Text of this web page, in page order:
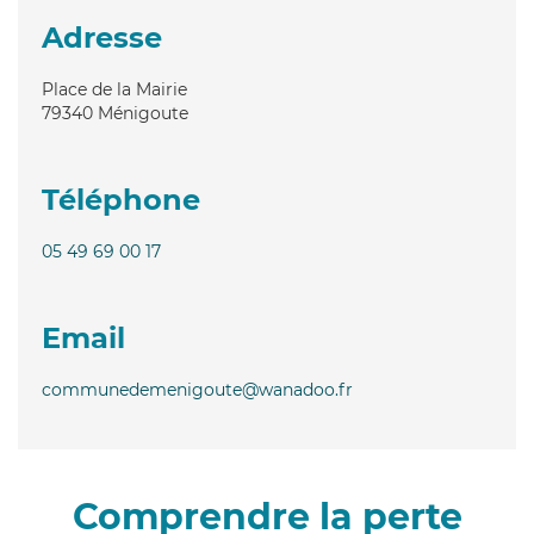
Adresse
Place de la Mairie
79340 Ménigoute
Téléphone
05 49 69 00 17
Email
communedemenigoute@wanadoo.fr
Comprendre la perte